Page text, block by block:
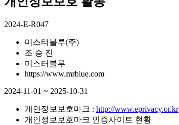
2024-E-R047
미스터블루(주)
조 승 진
미스터블루
https://www.mrblue.com
2024-11-01 ~ 2025-10-31
개인정보보호마크 : http://www.eprivacy.or.kr
개인정보보호마크 인증사이트 현황